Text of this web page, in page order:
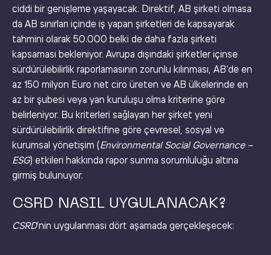
ciddi bir genişleme yaşayacak. Direktif, AB şirketi olmasa
da AB sınırları içinde iş yapan şirketleri de kapsayarak
tahmini olarak 50.000 belki de daha fazla şirketi
kapsaması bekleniyor. Avrupa dışındaki şirketler içinse
sürdürülebilirlik raporlamasının zorunlu kılınması, AB’de en
az 150 milyon Euro net ciro üreten ve AB ülkelerinde en
az bir şubesi veya yan kuruluşu olma kriterine göre
belirleniyor. Bu kriterleri sağlayan her şirket yeni
sürdürülebilirlik direktifine göre çevresel, sosyal ve
kurumsal yönetişim ( Environmental Social Governance –
ESG) etkileri hakkında rapor sunma sorumluluğu altına
girmiş bulunuyor.
CSRD NASIL UYGULANACAK?
CSRD’nin uygulanması dört aşamada gerçekleşecek: